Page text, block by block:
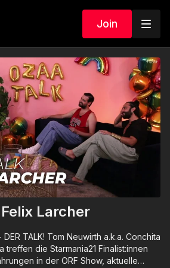
Join
Larcher
TALK! Tom Neuwirth a.k.a. Conchita
treffen die Starmania21 Finalist:innen
in der ORF Show, aktuelle